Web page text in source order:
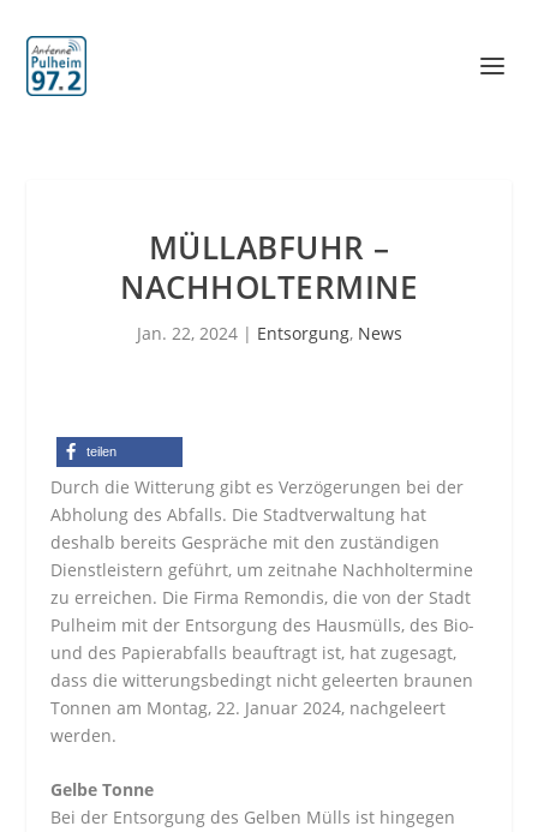
MÜLLABFUHR –
NACHHOLTERMINE
Jan. 22, 2024| Entsorgung, News
teilen
Durch die Witterung gibt es Verzögerungen bei der
Abholung des Abfalls. Die Stadtverwaltung hat
deshalb bereits Gespräche mit den zuständigen
Dienstleistern geführt, um zeitnahe Nachholtermine
zu erreichen. Die Firma Remondis, die von der Stadt
Pulheim mit der Entsorgung des Hausmülls, des Bio-
und des Papierabfalls beauftragt ist, hat zugesagt,
dass die witterungsbedingt nicht geleerten braunen
Tonnen am Montag, 22. Januar 2024, nachgeleert
werden.
Gelbe Tonne
Bei der Entsorgung des Gelben Mülls ist hingegen